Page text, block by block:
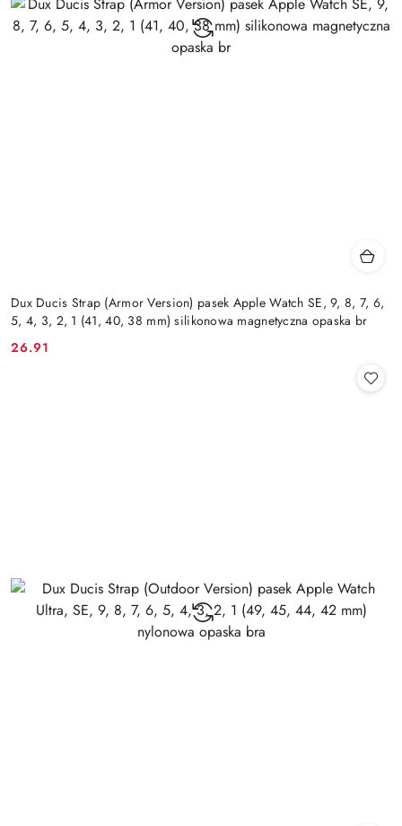
Dux Ducis Strap (Armor Version) pasek Apple Watch SE, 9, 8, 7, 6,
5, 4, 3, 2, 1 (41, 40, 38 mm) silikonowa magnetyczna opaska br
Cena:
26.91